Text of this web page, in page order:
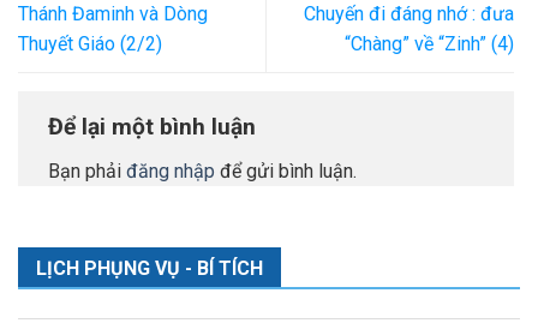
Thánh Đaminh và Dòng
Thuyết Giáo (2/2)
Chuyến đi đáng nhớ : đưa
“Chàng” về “Zinh” (4)
Để lại một bình luận
Bạn phải đăng nhập để gửi bình luận.
LỊCH PHỤNG VỤ - BÍ TÍCH